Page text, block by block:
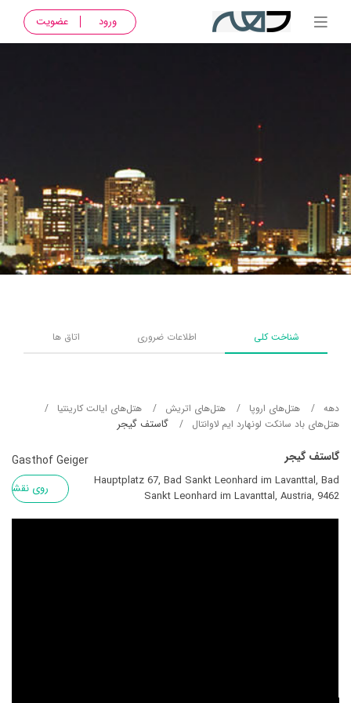
ورود عضویت
شناخت کلی اطلاعات ضروری اتاق ها
دهه هتل‌های اروپا هتل‌های اتریش
هتل‌های ایالت کارینتیا
هتل‌های باد سانکت لونهارد ایم لاوانتال
گاستف گیجر
گاستف گیجر Gasthof Geiger
Hauptplatz 67, Bad Sankt Leonhard im Lavanttal, Bad
Sankt Leonhard im Lavanttal, Austria, 9462
روی نقشه